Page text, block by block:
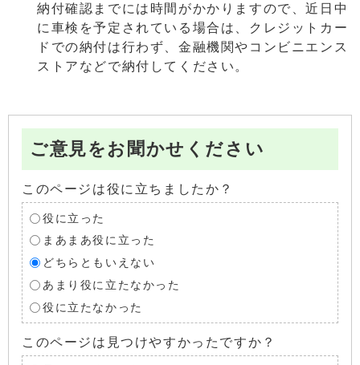
納付確認までには時間がかかりますので、近日中
に車検を予定されている場合は、クレジットカー
ドでの納付は行わず、金融機関やコンビニエンス
ストアなどで納付してください。
ご意見をお聞かせください
このページは役に立ちましたか？
役に立った
まあまあ役に立った
どちらともいえない
あまり役に立たなかった
役に立たなかった
このページは見つけやすかったですか？